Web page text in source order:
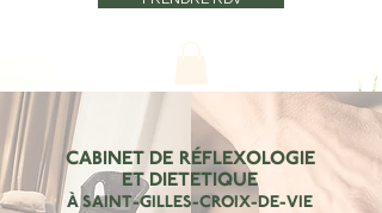
CABINET DE RÉFLEXOLOGIE
ET DIETETIQUE
À SAINT-GILLES-CROIX-DE-VIE